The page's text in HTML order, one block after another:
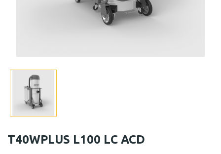
T40WPLUS L100 LC ACD